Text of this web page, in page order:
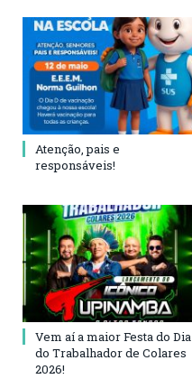
Atenção, pais e
responsáveis!
Vem aí a maior Festa do Dia
do Trabalhador de Colares
2026!